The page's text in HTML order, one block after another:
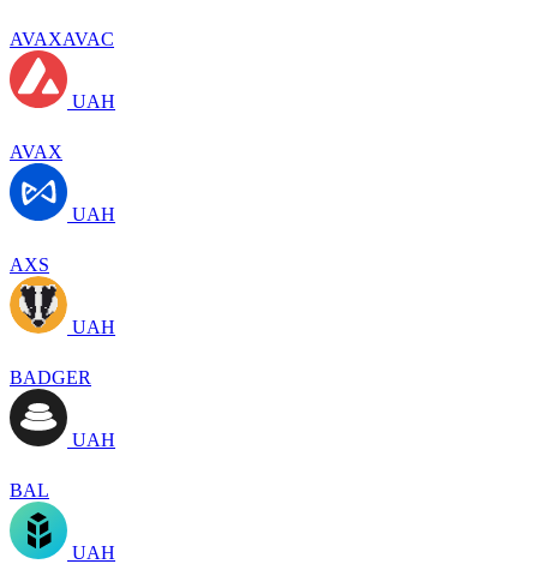
AVAXAVAC
UAH
AVAX
UAH
AXS
UAH
BADGER
UAH
BAL
UAH